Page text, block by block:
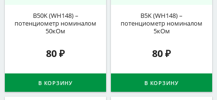
B50K (WH148) –
потенциометр номиналом
50кОм
80₽
В КОРЗИНУ
B5K (WH148) –
потенциометр номиналом
5кОм
80₽
В КОРЗИНУ